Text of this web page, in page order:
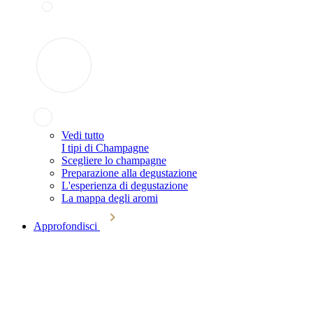
Vedi tutto
I tipi di Champagne
Scegliere lo champagne
Preparazione alla degustazione
L'esperienza di degustazione
La mappa degli aromi
Approfondisci